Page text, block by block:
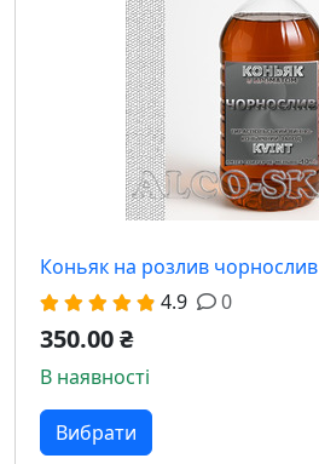
Коньяк на розлив чорнослив
4.9
0
350.00 ₴
В наявності
Вибрати